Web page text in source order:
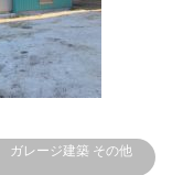
ガレージ建築 その他